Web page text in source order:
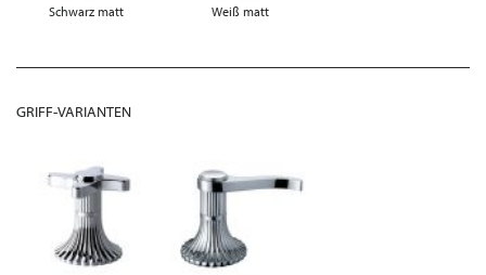
Schwarz matt Weiß matt
GRIFF-VARIANTEN